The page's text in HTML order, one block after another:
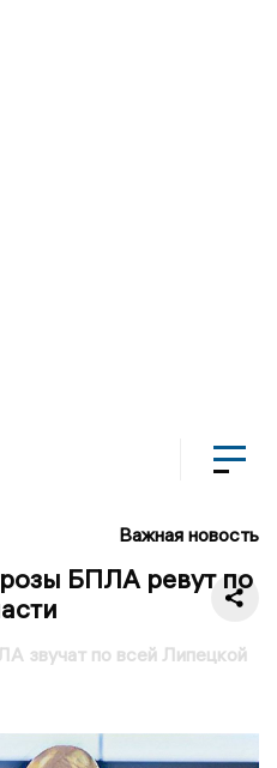
Важная новость
БПЛА ревут по
звучат по всей Липецкой